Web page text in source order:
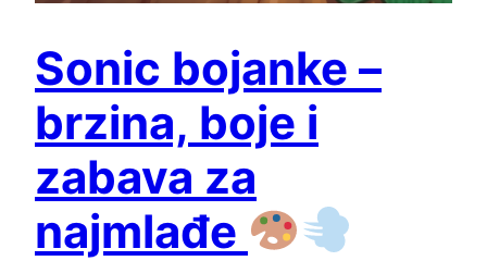
Sonic bojanke –
brzina, boje i
zabava za
najmlađe